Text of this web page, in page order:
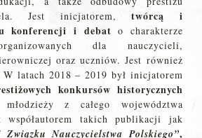
Jest inicjatorem,twórcą i
konferencji i debat o charakterze
dla nauczycieli,
oraz uczniów. Jest również
latach 2018 – 2019 był inicjatorem
konkursów historycznych
z całego województwa
współautorem takich publikacji jak
Nauczycielstwa Polskiego”,